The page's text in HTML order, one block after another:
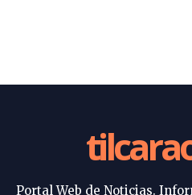
Portal Web de Noticias.